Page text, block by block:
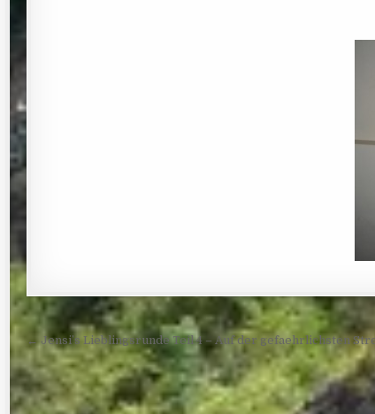
Post navigation
← Jensi’s Lieblingsrunde Teil 4 – Auf der gefaehrlichsten